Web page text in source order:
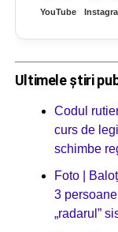
YouTube
Ultimele știri
Codul
curs de
schimbe
Foto |
3
„radarul”